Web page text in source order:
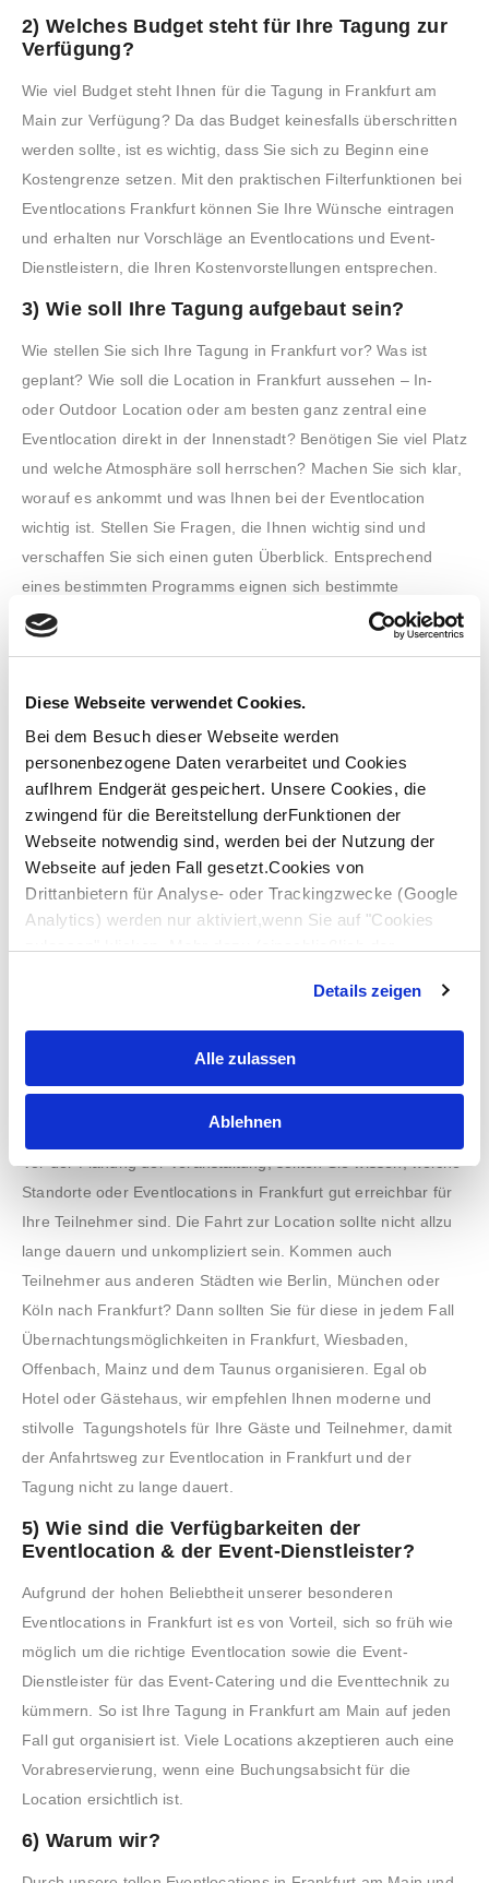
Diese Webseite verwendet Cookies.
Bei dem Besuch dieser Webseite werden
personenbezogene Daten verarbeitet und Cookies
aufIhrem Endgerät gespeichert. Unsere Cookies, die
zwingend für die Bereitstellung derFunktionen der
Webseite notwendig sind, werden bei der Nutzung der
Webseite auf jeden Fall gesetzt.Cookies von
Drittanbietern für Analyse- oder Trackingzwecke (Google
Analytics) werden nur aktiviert,wenn Sie auf "Cookies
Datenschutzerklärung—
Impressum.
Details zeigen
Alle zulassen
Ablehnen
2) Welches Budget steht für Ihre Tagung zur
Verfügung?
Wie viel Budget steht Ihnen für die Tagung in Frankfurt am
Main zur Verfügung? Da das Budget keinesfalls überschritten
werden sollte, ist es wichtig, dass Sie sich zu Beginn eine
Kostengrenze setzen. Mit den praktischen Filterfunktionen bei
Eventlocations Frankfurt können Sie Ihre Wünsche eintragen
und erhalten nur Vorschläge an Eventlocations und Event-
Dienstleistern, die Ihren Kostenvorstellungen entsprechen.
3) Wie soll Ihre Tagung aufgebaut sein?
Wie stellen Sie sich Ihre Tagung in Frankfurt vor? Was ist
geplant? Wie soll die Location in Frankfurt aussehen – In-
oder Outdoor Location oder am besten ganz zentral eine
Eventlocation direkt in der Innenstadt? Benötigen Sie viel Platz
und welche Atmosphäre soll herrschen? Machen Sie sich klar,
worauf es ankommt und was Ihnen bei der Eventlocation
wichtig ist. Stellen Sie Fragen, die Ihnen wichtig sind und
verschaffen Sie sich einen guten Überblick. Entsprechend
eines bestimmten Programms eignen sich bestimmte
Eventlocations besser als andere und Event-Dienstleister, die
Sie mit professioneller Eventtechnik und Event-Catering
Organisation Ihrer Tagung in Frankfurt ist das A & O – deshalb
stehen wir von Eventlocations Frankfurt bei allen Schritten an
Ihrer Seite.
4) Woher kommen Ihre Teilnehmer?
Vor der Planung der Veranstaltung, sollten Sie wissen, welche
Standorte oder Eventlocations in Frankfurt gut erreichbar für
Ihre Teilnehmer sind. Die Fahrt zur Location sollte nicht allzu
lange dauern und unkompliziert sein. Kommen auch
Teilnehmer aus anderen Städten wie Berlin, München oder
Köln nach Frankfurt? Dann sollten Sie für diese in jedem Fall
Übernachtungsmöglichkeiten in Frankfurt, Wiesbaden,
Offenbach, Mainz und dem Taunus organisieren. Egal ob
Hotel oder Gästehaus, wir empfehlen Ihnen moderne und
stilvolle Tagungshotels für Ihre Gäste und Teilnehmer, damit
der Anfahrtsweg zur Eventlocation in Frankfurt und der
Tagung nicht zu lange dauert.
5) Wie sind die Verfügbarkeiten der
Eventlocation & der Event-Dienstleister?
Aufgrund der hohen Beliebtheit unserer besonderen
Eventlocations in Frankfurt ist es von Vorteil, sich so früh wie
möglich um die richtige Eventlocation sowie die Event-
Dienstleister für das Event-Catering und die Eventtechnik zu
kümmern. So ist Ihre Tagung in Frankfurt am Main auf jeden
Fall gut organisiert ist. Viele Locations akzeptieren auch eine
Vorabreservierung, wenn eine Buchungsabsicht für die
Location ersichtlich ist.
6) Warum wir?